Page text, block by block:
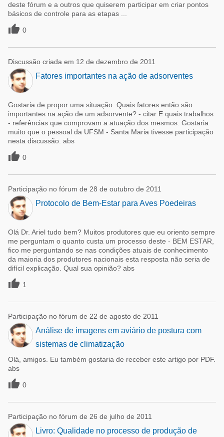
deste fórum e a outros que quiserem participar em criar pontos
básicos de controle para as etapas ...
 0
Discussão criada em 12 de dezembro de 2011
Fatores importantes na ação de adsorventes
Gostaria de propor uma situação. Quais fatores então são
importantes na ação de um adsorvente? - citar E quais trabalhos
- referências que comprovam a atuação dos mesmos. Gostaria
muito que o pessoal da UFSM - Santa Maria tivesse participação
nesta discussão. abs
 0
Participação no fórum de 28 de outubro de 2011
Protocolo de Bem-Estar para Aves Poedeiras
Olá Dr. Ariel tudo bem? Muitos produtores que eu oriento sempre
me perguntam o quanto custa um processo deste - BEM ESTAR,
fico me perguntando se nas condições atuais de conhecimento
da maioria dos produtores nacionais esta resposta não seria de
difícil explicação. Qual sua opinião? abs
 1
Participação no fórum de 22 de agosto de 2011
Análise de imagens em aviário de postura com
sistemas de climatização
Olá, amigos. Eu também gostaria de receber este artigo por PDF.
abs
 0
Participação no fórum de 26 de julho de 2011
Livro: Qualidade no processo de produção de